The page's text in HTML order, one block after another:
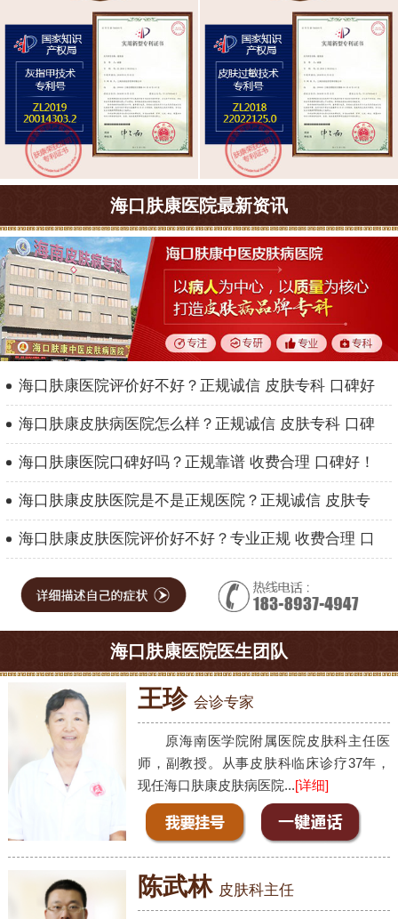
海口肤康医院最新资讯
海口肤康医院评价好不好？正规诚信 皮肤专科 口碑好
海口肤康皮肤病医院怎么样？正规诚信 皮肤专科 口碑
海口肤康医院口碑好吗？正规靠谱 收费合理 口碑好！
海口肤康皮肤医院是不是正规医院？正规诚信 皮肤专
海口肤康皮肤医院评价好不好？专业正规 收费合理 口
海口肤康医院医生团队
王珍 会诊专家
原海南医学院附属医院皮肤科主任医
师，副教授。从事皮肤科临床诊疗37年，
现任海口肤康皮肤病医院...[详细]
陈武林 皮肤科主任